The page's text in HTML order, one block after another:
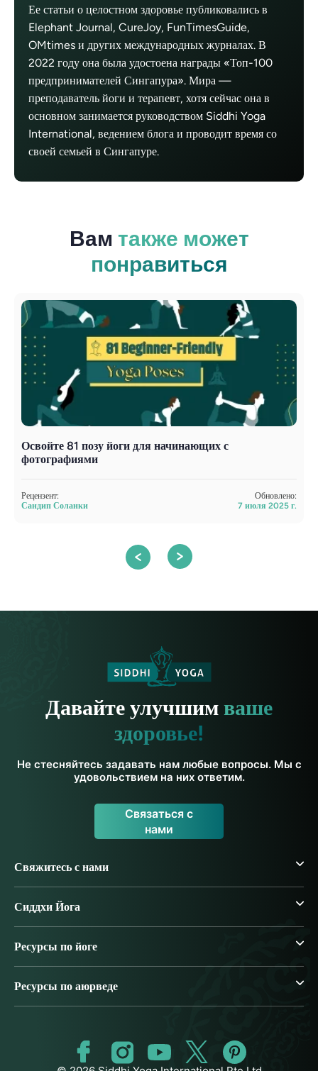
Ее статьи о целостном здоровье публиковались в
Elephant Journal, CureJoy, FunTimesGuide,
OMtimes и других международных журналах. В
2022 году она была удостоена награды «Топ-100
предпринимателей Сингапура». Мира —
преподаватель йоги и терапевт, хотя сейчас она в
основном занимается руководством Siddhi Yoga
International, ведением блога и проводит время со
своей семьей в Сингапуре.
Вам также может
понравиться
Освойте 81 позу йоги для начинающих с
фотографиями
Рецензент:
Сандип Соланки
Обновлено:
7 июля 2025 г.
Давайте улучшимваше
здоровье!
Не стесняйтесь задавать нам любые вопросы. Мы с
удовольствием на них ответим.
Связаться с
нами
Свяжитесь с нами
Сиддхи Йога
Ресурсы по йоге
Ресурсы по аюрведе